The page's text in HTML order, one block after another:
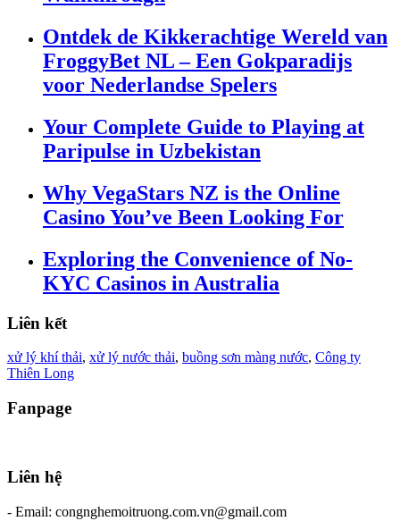
Ontdek de Kikkerachtige Wereld van
FroggyBet NL – Een Gokparadijs
voor Nederlandse Spelers
Your Complete Guide to Playing at
Paripulse in Uzbekistan
Why VegaStars NZ is the Online
Casino You’ve Been Looking For
Exploring the Convenience of No-
KYC Casinos in Australia
Liên kết
xử lý khí thải, xử lý nước thải, buồng sơn màng nước, Công ty
Thiên Long
Fanpage
Liên hệ
- Email: congnghemoitruong.com.vn@gmail.com